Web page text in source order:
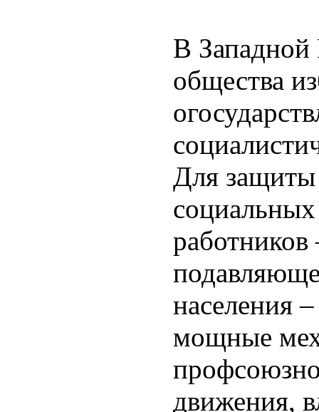
В Западной
общества
Для
работников
населения
мощные
движения,